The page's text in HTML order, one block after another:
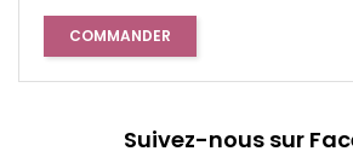
COMMANDER
Suivez-nous sur